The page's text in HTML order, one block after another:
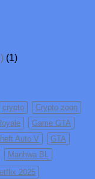
(1)
crypto
Crypto zoon
Game GTA
Auto V
GTA
Manhwa BL
2025